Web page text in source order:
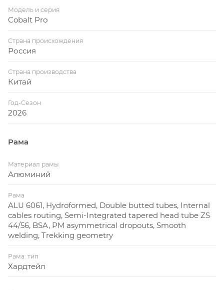
анодированными ногами Ø32 мм помогает
сохранять комфорт при движении по неровной
эффективно ехать по асфальту и ровным
Ключевые особенности модели:
баттированные трубы, плавные швы, внутренняя
конструкция с блокировкой, ход 100 мм,
– Трансмиссия Shimano Deore 1×10 – манетка SL-
шатуны Prowheel 34T.
– Гидравлические дисковые тормоза Shimano
MT200 – стабильная работа и уверенный контроль в
любых условиях.
подшипниках, обода Code D23 Race Tubeless Ready,
покрышки Kenda Booster 29×2.2 с боковинами Skin
Модель и серия
Cobalt Pro
Страна происхождения
Россия
Страна производства
Китай
Год-Сезон
2026
Рама
Материал рамы
Алюминий
Рама
ALU 6061, Hydroformed, Double butted tubes, Internal
cables routing, Semi-Integrated tapered head tube ZS
44/56, BSA, PM asymmetrical dropouts, Smooth
welding, Trekking geometry
Рама: тип
Хардтейл